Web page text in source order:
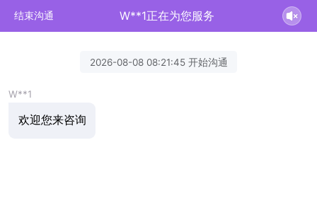
结束沟通 W**1正在为您服务
2026-08-08 08:21:45 开始沟通
W**1
欢迎您来咨询